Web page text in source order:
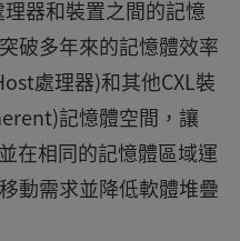
器和裝置之間的記憶
破多年來的記憶體效率
處理器)和其他CXL裝
記憶體空間，讓
在相同的記憶體區域運
動需求並降低軟體堆疊